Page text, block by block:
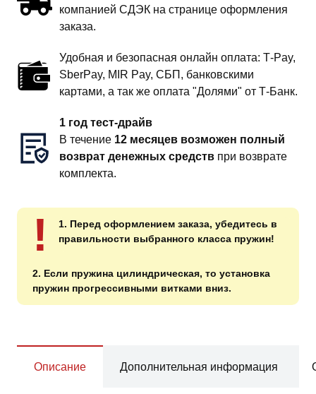
компанией СДЭК на странице оформления
заказа.
Удобная и безопасная онлайн оплата: T‑Pay,
SberPay, MIR Pay, СБП, банковскими
картами, а так же оплата "Долями" от Т-Банк.
1 год тест-драйв
В течение 12 месяцев возможен полный
возврат денежных средств при возврате
комплекта.
!
1. Перед оформлением заказа, убедитесь в
правильности выбранного класса пружин!
2. Если пружина цилиндрическая, то установка
пружин прогрессивными витками вниз.
Описание Дополнительная информация